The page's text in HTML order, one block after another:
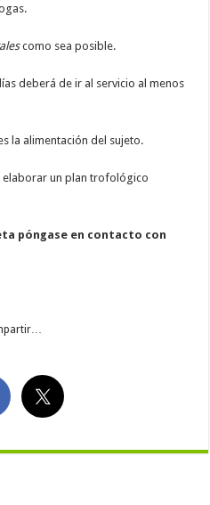
como sea posible.
deberá de ir al servicio al menos
la alimentación del sujeto.
elaborar un plan trofológico
póngase en contacto con